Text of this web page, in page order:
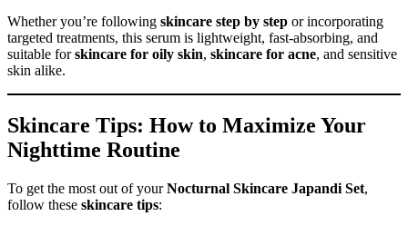
Whether you’re following skincare step by step or incorporating
targeted treatments, this serum is lightweight, fast-absorbing, and
suitable forskincare for oily skin, skincare for acne, and sensitive
skin alike.
Skincare Tips: How to Maximize Your
Nighttime Routine
To get the most out of yourNocturnal Skincare Japandi Set,
follow these skincare tips: